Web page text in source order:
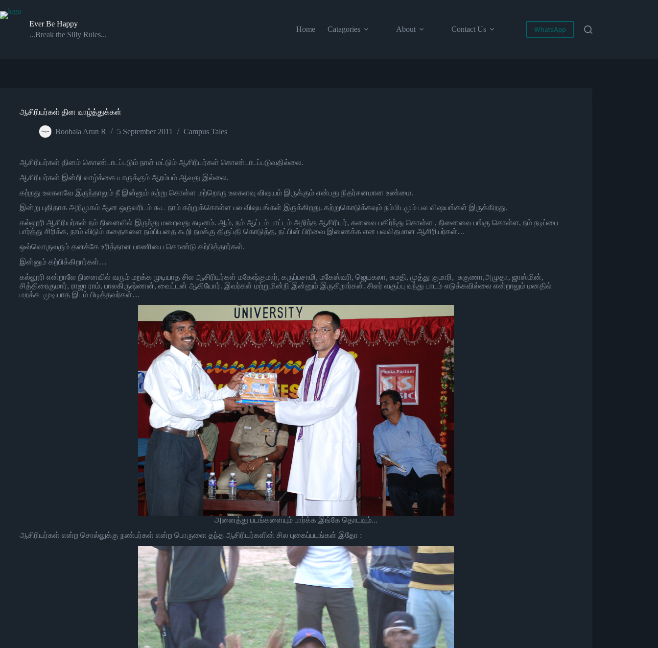
to
content
Ever Be Happy
...Break the Silly Rules...
Home Catagories About Contact Us WhatsApp
ஆசிரியர்கள் தின வாழ்த்துக்கள்
Boobala Arun R 5 September 2011 Campus Tales
ஆசிரியர்கள் தினம் கொண்டாடப்படும் நாள் மட்டும் ஆசிரியர்கள் கொண்டாடப்படுவதில்லை.
ஆசிரியர்கள் இன்றி வாழ்க்கை யாருக்கும் ஆரம்பம் ஆவது இல்லை.
கற்றது உலகளவே இருந்தாலும் நீ இன்னும் கற்று கொள்ள மற்றொரு உலகளவு விஷயம் இருக்கும் என்பது நிதர்சனமான உண்மை.
இன்று புதிதாக அறிமுகம் ஆன ஒருவரிடம் கூட நாம் கற்றுக்கொள்ள பல விஷயங்கள் இருக்கிறது. கற்றுகொடுக்கவும் நம்மிடமும் பல விஷயங்கள் இருக்கிறது.
கல்லூரி ஆசிரியர்கள் நம் நினைவில் இருந்து மறைவது கடினம். ஆம், நம் ஆட்டம் பாட்டம் அறிந்த ஆசிரியர், கனவை பகிர்ந்து கொள்ள , நினைவை பங்கு கொள்ள, நம் நடிப்பை
பார்த்து சிரிக்க, நாம் விடும் கதைகளை நம்பியதை கூறி நமக்கு திருப்தி கொடுத்த, நட்பின் பிரிவை இணைக்க என பலவிதமான ஆசிரியர்கள்…
ஒவ்வொருவரும் தனக்கே உரித்தான பாணியை கொண்டு கற்பித்தார்கள்.
இன்னும் கற்பிக்கிறார்கள்…
கல்லூரி என்றாலே நினைவில் வரும் மறக்க முடியாத சில ஆசிரியர்கள் மகேஷ்குமார், கருப்பசாமி, மகேஸ்வரி, ஜெயகலா, சுமதி, முத்து குமாரி, சுகுணா,அமுதா, ஜாஸ்மின்,
சித்திரைகுமார், ராஜா ராம், பாலகிருஷ்ணன், வைட்டன் ஆகியோர். இவர்கள் மற்றுமின்றி இன்னும் இருகிறார்கள். சிலர் வகுப்பு வந்து பாடம் எடுக்கவில்லை என்றாலும் மனதில்
மறக்க முடியாத இடம் பிடித்தவர்கள்…
அனைத்து படங்களையும் பார்க்க இங்கே தொடவும்...
ஆசிரியர்கள் என்ற சொல்லுக்கு நண்பர்கள் என்ற பொருளை தந்த ஆசிரியர்களின் சில புகைப்படங்கள் இதோ :